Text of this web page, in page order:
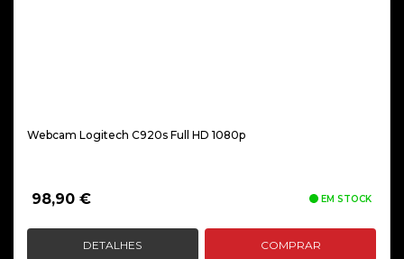
Webcam Logitech C920s Full HD 1080p
98,90 € EM STOCK
DETALHES COMPRAR